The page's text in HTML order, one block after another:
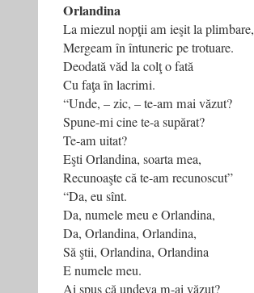
Orlandina
La miezul nopţii am ieşit la plimbare,
Mergeam în întuneric pe trotuare.
Deodată văd la colţ o fată
Cu faţa în lacrimi.
“Unde, – zic, – te-am mai văzut?
Spune-mi cine te-a supărat?
Te-am uitat?
Eşti Orlandina, soarta mea,
Recunoaşte că te-am recunoscut”
“Da, eu sînt.
Da, numele meu e Orlandina,
Da, Orlandina, Orlandina,
Să ştii, Orlandina, Orlandina
E numele meu.
Ai spus că undeva m-ai văzut?